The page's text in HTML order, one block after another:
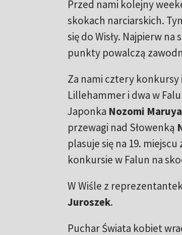
Przed nami kolejny
skokach narciarskich.
się do Wisły. Najpierw na
punkty powalczą
Za nami cztery
Lillehammer i dwa w
Japonka Nozomi
przewagi nad Słowenką
plasuje się na 19.
konkursie w Falun na
W Wiśle z
Juroszek.
Puchar Świata kobiet